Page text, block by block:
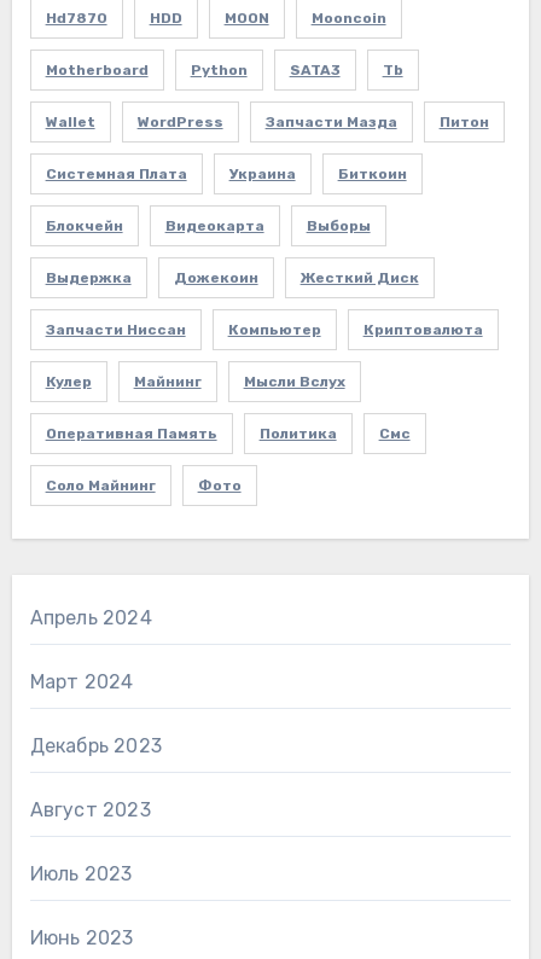
Hd7870 HDD MOON Mooncoin
Motherboard Python SATA3 Tb
Wallet WordPress Запчасти Мазда Питон
Системная Плата Украина Биткоин
Блокчейн Видеокарта Выборы
Выдержка Дожекоин Жесткий Диск
Запчасти Ниссан Компьютер Криптовалюта
Кулер Майнинг Мысли Вслух
Оперативная Память Политика Смс
Соло Майнинг Фото
Апрель 2024
Март 2024
Декабрь 2023
Август 2023
Июль 2023
Июнь 2023